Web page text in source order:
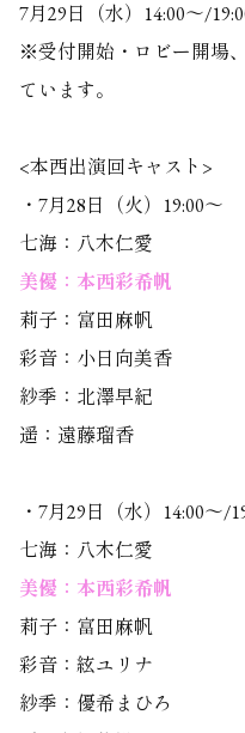
7月29日（水）14:00～/
※受付開始・ロビー開場
ています。
<本西出演回キャスト>
・7月28日（火）19:00～
七海：八木仁愛
美優：本西彩希帆
莉子：富田麻帆
彩音：小日向美香
紗季：北澤早紀
遥：遠藤瑠香
・7月29日（水）14:00～/
七海：八木仁愛
美優：本西彩希帆
莉子：富田麻帆
彩音：絃ユリナ
紗季：優希まひろ